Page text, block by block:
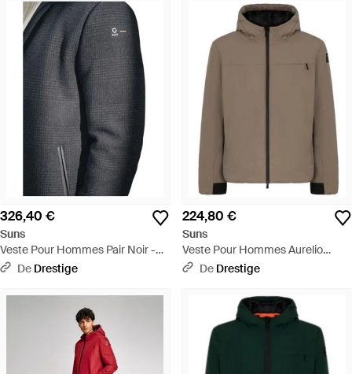
326,40 €
Suns
Veste Pour Hommes Pair Noir -
NoirDe Drestige
224,80 €
Suns
Veste Pour Hommes Aurelio
Velour Fossil - Marron
De Drestige